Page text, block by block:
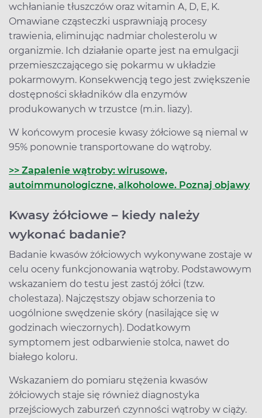
wchłanianie tłuszczów oraz witamin A, D, E, K.
Omawiane cząsteczki usprawniają procesy
trawienia, eliminując nadmiar cholesterolu w
organizmie. Ich działanie oparte jest na emulgacji
przemieszczającego się pokarmu w układzie
pokarmowym. Konsekwencją tego jest zwiększenie
dostępności składników dla enzymów
produkowanych w trzustce (m.in. liazy).
W końcowym procesie kwasy żółciowe są niemal w
95% ponownie transportowane do wątroby.
>> Zapalenie wątroby: wirusowe,
autoimmunologiczne, alkoholowe. Poznaj objawy
Kwasy żółciowe – kiedy należy
wykonać badanie?
Badanie kwasów żółciowych wykonywane zostaje w
celu oceny funkcjonowania wątroby. Podstawowym
wskazaniem do testu jest zastój żółci (tzw.
cholestaza). Najczęstszy objaw schorzenia to
uogólnione swędzenie skóry (nasilające się w
godzinach wieczornych). Dodatkowym
symptomem jest odbarwienie stolca, nawet do
białego koloru.
Wskazaniem do pomiaru stężenia kwasów
żółciowych staje się również diagnostyka
przejściowych zaburzeń czynności wątroby w ciąży.